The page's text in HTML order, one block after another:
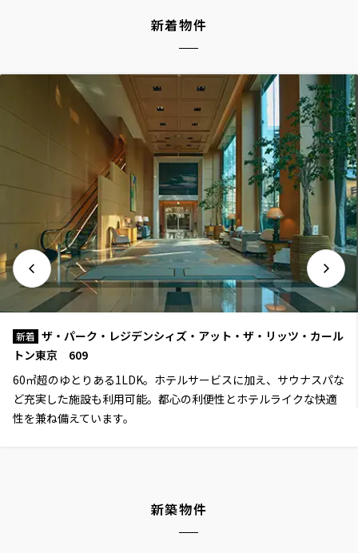
新着物件
新着 ザ・パーク・レジデンシィズ・アット・ザ・リッツ・カール
トン東京 609
60㎡超のゆとりある1LDK。ホテルサービスに加え、サウナスパな
ど充実した施設も利用可能。都心の利便性とホテルライクな快適
性を兼ね備えています。
新築物件